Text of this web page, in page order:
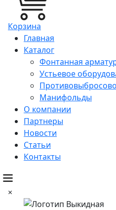
Корзина
Главная
Каталог
Фонтанная
Устьевое
Манифольды
О компании
Партнеры
Новости
Статьи
Контакты
×